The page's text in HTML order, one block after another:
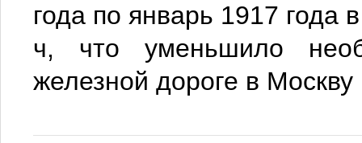
года по январь 1917
ч, что уменьшило
железной дороге в